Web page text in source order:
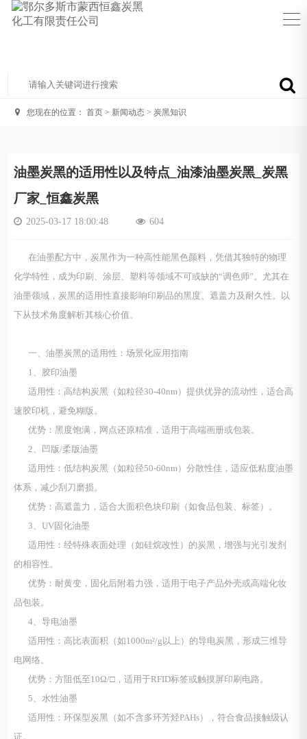
您现在的位置：首页 > 新闻动态 >炭黑知识
油墨炭黑的适用性以及特点_油漆油墨炭黑_炭黑
厂家_恒鑫炭黑
2025-03-17 18:00:48 604
在油墨配方中，炭黑作为一种高性能黑色颜料，凭借其独特的物理
化学特性，成为印刷、涂层、塑料等领域不可或缺的“调色师”。尤其在
油墨领域，炭黑的适用性直接影响印刷品的黑度、遮盖力及耐久性。以
下从技术角度解析其核心价值。
一、油墨炭黑的适用性：场景化应用指南
1、胶印油墨
适用性：高结构炭黑（如粒径30-40nm）提供优异的流动性，适合高
速胶印机，避免糊版。
优势：黑度饱满，网点还原精准，适用于高端画册或包装。
2、凹版/柔版油墨
适用性：低结构炭黑（如粒径50-60nm）分散性佳，适应低粘度油墨
体系，减少刮刀磨损。
优势：高遮盖力，适合大面积色块印刷（如食品包装、标签）。
3、UV固化油墨
适用性：经特殊表面处理（如硅烷改性）的炭黑，增强与光引发剂
的相容性。
优势：耐黄变，固化后附着力强，适用于电子产品外壳或高端化妆
品包装。
4、导电油墨
适用性：高比表面积（如1000m²/g以上）的导电炭黑，形成三维导
电网络。
优势：方阻低至10Ω/□，适用于RFID标签或触摸屏印刷电路。
5、水性油墨
适用性：环保型炭黑（如不含多环芳烃PAHs），符合食品接触级认